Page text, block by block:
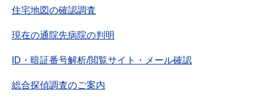
住宅地図の確認調査
現在の通院先病院の判明
ID・暗証番号解析/閲覧サイト・メール確認
総合探偵調査のご案内